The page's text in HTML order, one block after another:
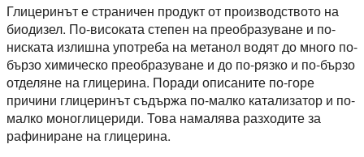
Глицеринът е страничен продукт от производството на
биодизел. По-високата степен на преобразуване и по-
ниската излишна употреба на метанол водят до много по-
бързо химическо преобразуване и до по-рязко и по-бързо
отделяне на глицерина. Поради описаните по-горе
причини глицеринът съдържа по-малко катализатор и по-
малко моноглицериди. Това намалява разходите за
рафиниране на глицерина.